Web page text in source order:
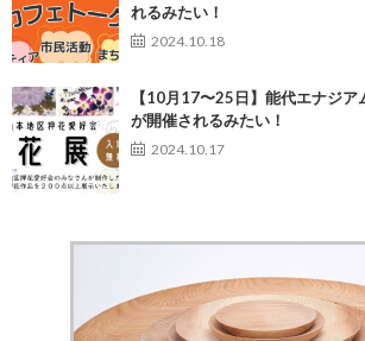
れるみたい！
2024.10.18
【10月17〜25日】能代エナジア
が開催されるみたい！
2024.10.17